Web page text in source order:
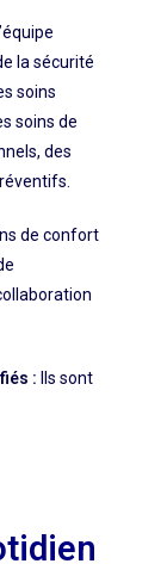
la sécurité
soins
soins de
des
de confort
:
Ils sont